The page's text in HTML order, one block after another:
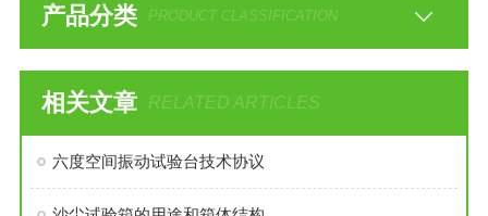
产品分类 PRODUCT CLASSIFICATION
相关文章 RELATED ARTICLES
六度空间振动试验台技术协议